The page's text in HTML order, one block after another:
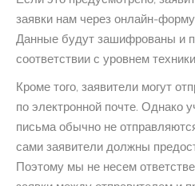
заявки нам через онлайн-
Данные будут зашифрованы и
соответствии с уровнем
Кроме того, заявители могут
по электронной почте. Однако
письма обычно не
сами заявители должны
Поэтому мы не несем